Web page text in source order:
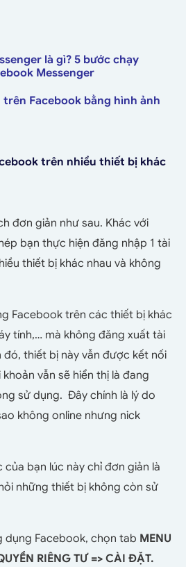
là gì? 5 bước chạy
Messenger
Facebook bằng hình ảnh
trên nhiều thiết bị khác
đơn giản như sau. Khác với
bạn thực hiện đăng nhập 1 tài
thiết bị khác nhau và không
Facebook trên các thiết bị khác
tính,… mà không đăng xuất tài
đó, thiết bị này vẫn được kết nối
vẫn sẽ hiển thị là đang
sử dụng. Đây chính là lý do
không online nhưng nick
của bạn lúc này chỉ đơn giản là
những thiết bị không còn sử
dụng Facebook, chọn tab MENU
RIÊNG TƯ => CÀI ĐẶT.